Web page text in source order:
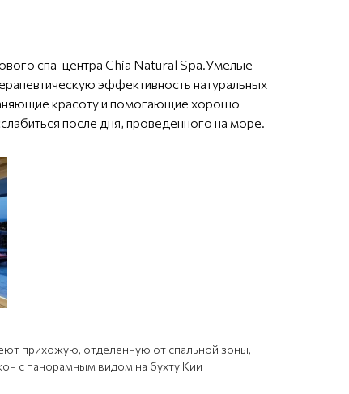
спа-центра Chia Natural Spa.Умелые
эффективность натуральных
красоту и помогающие хорошо
после дня, проведенного на море.
прихожую, отделенную от спальной зоны,
с панорамным видом на бухту Кии